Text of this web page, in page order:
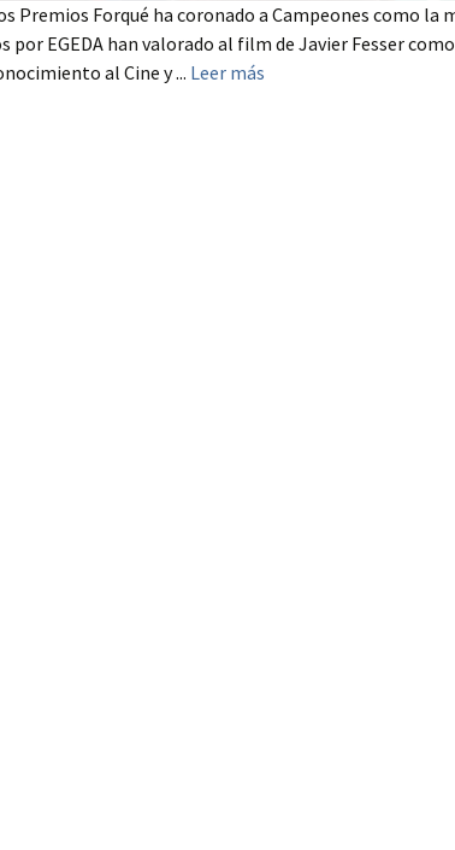
Premios Forqué ha coronado a Campeones como la
por EGEDA han valorado al film de Javier Fesser
al Cine y ... Leer más